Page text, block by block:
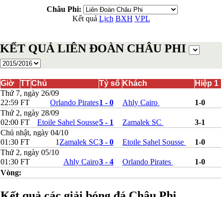
Andorra
Armenia
Belarus
Bắc Macedonia
Bỉ
Croatia
Estonia
Georgia
Gibralta
Hy Lạp
Ireland
Kazakhstan
Châu Phi:
Kết quả Lịch BXH VPL
KẾT QUẢ LIÊN ĐOÀN CHÂU PHI
Giờ TTChủ Tỷ số Khách
Hiệp 1
Thứ 7, ngày 26/09
22:59 FT Orlando Pirates1 - 0 Ahly Cairo
1-0
Thứ 2, ngày 28/09
02:00 FT Etoile Sahel Sousse5 - 1 Zamalek SC
3-1
Chủ nhật, ngày 04/10
01:30 FT Zamalek SC
1 3 - 0 Etoile Sahel Sousse
1-0
Thứ 2, ngày 05/10
01:30 FT Ahly Cairo3 - 4 Orlando Pirates
1-0
Vòng: